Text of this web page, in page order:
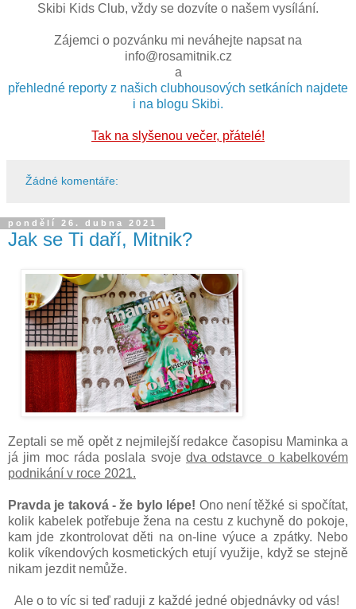
Skibi Kids Club, vždy se dozvíte o našem vysílání.
Zájemci o pozvánku mi neváhejte napsat na
info@rosamitnik.cz
a
přehledné reporty z našich clubhousových setkáních najdete
i na blogu Skibi.
Tak na slyšenou večer, přátelé!
Žádné komentáře:
pondělí 26. dubna 2021
Jak se Ti daří, Mitnik?
Zeptali se mě opět z nejmilejší redakce časopisu Maminka a
já jim moc ráda poslala svoje dva odstavce o kabelkovém
podnikání v roce 2021.
Pravda je taková - že bylo lépe! Ono není těžké si spočítat,
kolik kabelek potřebuje žena na cestu z kuchyně do pokoje,
kam jde zkontrolovat děti na on-line výuce a zpátky. Nebo
kolik víkendových kosmetických etují využije, když se stejně
nikam jezdit nemůže.
Ale o to víc si teď raduji z každé jedné objednávky od vás!